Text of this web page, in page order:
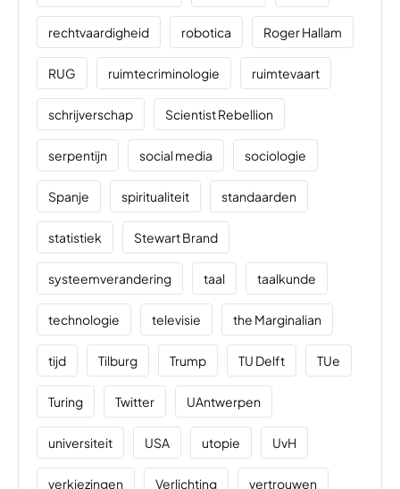
rechtvaardigheid robotica Roger Hallam
RUG ruimtecriminologie ruimtevaart
schrijverschap Scientist Rebellion
serpentijn social media sociologie
Spanje spiritualiteit standaarden
statistiek Stewart Brand
systeemverandering taal taalkunde
technologie televisie the Marginalian
tijd Tilburg Trump TU Delft TUe
Turing Twitter UAntwerpen
universiteit USA utopie UvH
verkiezingen Verlichting vertrouwen